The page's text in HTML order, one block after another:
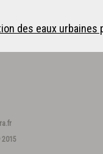
des eaux urbaines